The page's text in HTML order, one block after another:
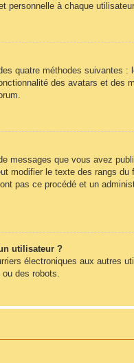
personnelle à chaque
quatre méthodes suivantes :
des avatars et des
messages que vous avez
modifier le texte des rangs
pas ce procédé et un
utilisateur ?
électroniques aux autres
des robots.